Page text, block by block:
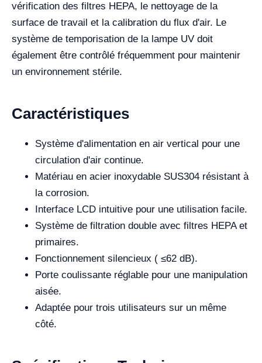
vérification des filtres HEPA, le nettoyage de la
surface de travail et la calibration du flux d'air. Le
système de temporisation de la lampe UV doit
également être contrôlé fréquemment pour maintenir
un environnement stérile.
Caractéristiques
Système d'alimentation en air vertical pour une
circulation d'air continue.
Matériau en acier inoxydable SUS304 résistant à
la corrosion.
Interface LCD intuitive pour une utilisation facile.
Système de filtration double avec filtres HEPA et
primaires.
Fonctionnement silencieux ( ≤62 dB).
Porte coulissante réglable pour une manipulation
aisée.
Adaptée pour trois utilisateurs sur un même
côté.